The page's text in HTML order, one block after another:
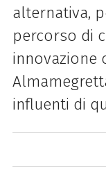
alternativa,
percorso di
innovazione
influenti di